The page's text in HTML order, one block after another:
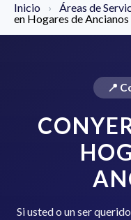
Inicio › Áreas de
en Hogares de Ancianos
📍
Si usted o un ser